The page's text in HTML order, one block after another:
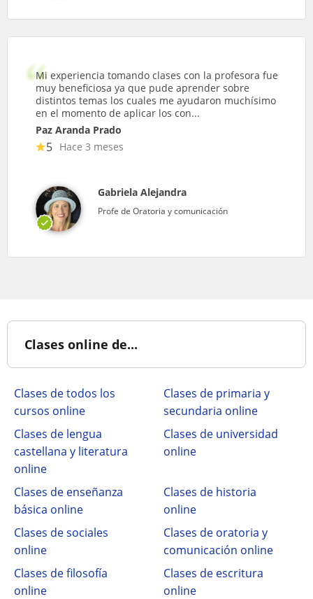
Mi experiencia tomando clases con la profesora fue
muy beneficiosa ya que pude aprender sobre
distintos temas los cuales me ayudaron muchísimo
en el momento de aplicar los con...
Paz Aranda Prado
5 Hace 3 meses
Gabriela Alejandra
Profe de Oratoria y comunicación
Clases online de...
Clases de todos los
cursos online
Clases de primaria y
secundaria online
Clases de lengua
castellana y literatura
online
Clases de universidad
online
Clases de enseñanza
básica online
Clases de historia
online
Clases de sociales
online
Clases de oratoria y
comunicación online
Clases de filosofía
online
Clases de escritura
online